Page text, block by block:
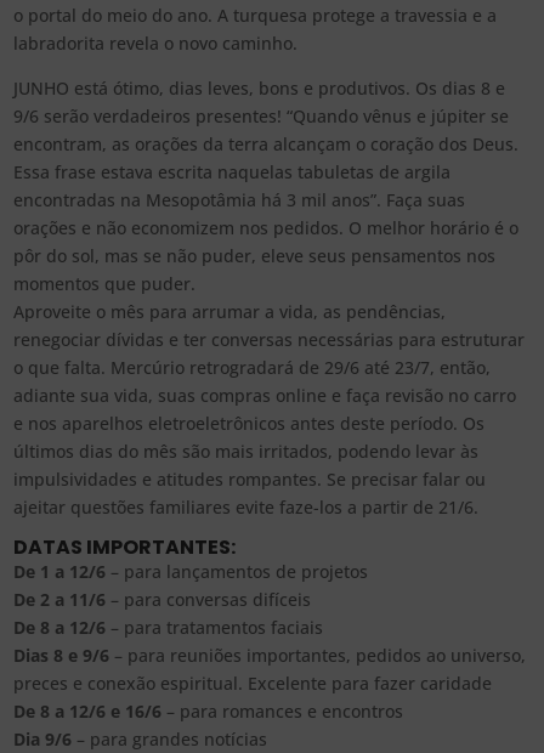
o portal do meio do ano. A turquesa protege a travessia e a
labradorita revela o novo caminho.
JUNHO está ótimo, dias leves, bons e produtivos. Os dias 8 e
9/6 serão verdadeiros presentes! “Quando vênus e júpiter se
encontram, as orações da terra alcançam o coração dos Deus.
Essa frase estava escrita naquelas tabuletas de argila
encontradas na Mesopotâmia há 3 mil anos”. Faça suas
orações e não economizem nos pedidos. O melhor horário é o
pôr do sol, mas se não puder, eleve seus pensamentos nos
momentos que puder.
Aproveite o mês para arrumar a vida, as pendências,
renegociar dívidas e ter conversas necessárias para estruturar
o que falta. Mercúrio retrogradará de 29/6 até 23/7, então,
adiante sua vida, suas compras online e faça revisão no carro
e nos aparelhos eletroeletrônicos antes deste período. Os
últimos dias do mês são mais irritados, podendo levar às
impulsividades e atitudes rompantes. Se precisar falar ou
ajeitar questões familiares evite faze-los a partir de 21/6.
DATAS IMPORTANTES:
De 1 a 12/6 – para lançamentos de projetos
De 2 a 11/6 – para conversas difíceis
De 8 a 12/6 – para tratamentos faciais
Dias 8 e 9/6 – para reuniões importantes, pedidos ao universo,
preces e conexão espiritual. Excelente para fazer caridade
De 8 a 12/6 e 16/6 – para romances e encontros
Dia 9/6 – para grandes notícias